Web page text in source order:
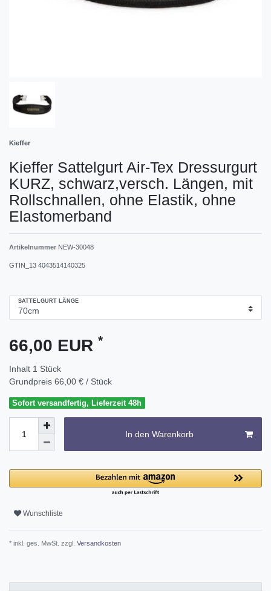
Kieffer
Kieffer Sattelgurt Air-Tex Dressurgurt
KURZ, schwarz,versch. Längen, mit
Rollschnallen, ohne Elastik, ohne
Elastomerband
Artikelnummer NEW-30048
GTIN_13 4043514140325
SATTELGURT LÄNGE
66,00 EUR *
Inhalt 1 Stück
Grundpreis 66,00 € / Stück
Sofort versandfertig, Lieferzeit 48h
In den Warenkorb
Wunschliste
* inkl. ges. MwSt. zzgl. Versandkosten